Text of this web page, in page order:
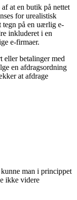
at en butik på nettet
for urealistisk
tegn på en uærlig e-
inkluderet i en
e-firmaer.
eller betalinger med
en afdragsordning
at afdrage
man i princippet
ikke videre